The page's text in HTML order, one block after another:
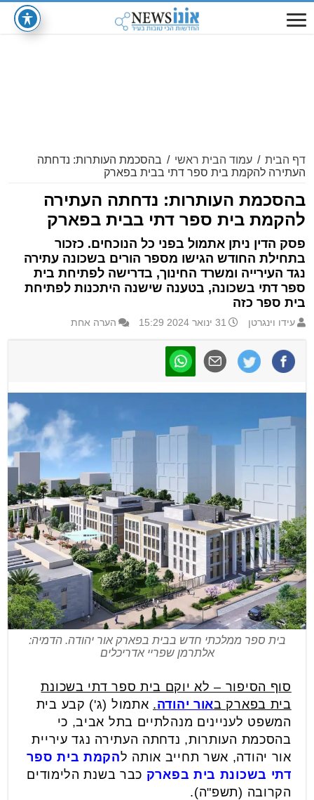
דף הבית / עמוד הבית ראשי / בהסכמת העותרות: נדחתה
העתירה להקמת בית ספר דתי בבית בפארק
בהסכמת העותרות: נדחתה העתירה
להקמת בית ספר דתי בבית בפארק
פסק הדין ניתן אתמול בפני כל הנוכחים. כזכור
בתחילת החודש הגישו מספר הורים בשכונה עתירה
נגד העירייה ומשרד החינוך, בדרישה לפתיחת בית
ספר דתי בשכונה, בטענה שישנה היתכנות לפתיחת
בית ספר כזה
עידו וינגרטן 31 ינואר 2024 15:29 הערה אחת
בית ספר ממלכתי חדש בבית בפארק אור יהודה. הדמיה:
אלתרמן שפריי אדריכלים
סוף הסיפור – לא יוקם בית ספר דתי בשכונת
בית בפארק באור יהודה. אתמול (ג') קבע בית
המשפט לעניינים מנהלתיים בתל אביב, כי
בהסכמת העותרות, נדחתה העתירה נגד עיריית
אור יהודה, אשר תחייב אותה להקמת בית ספר
דתי בשכונת בית בפארק כבר בשנת הלימודים
הקרובה (תשפ"ה).